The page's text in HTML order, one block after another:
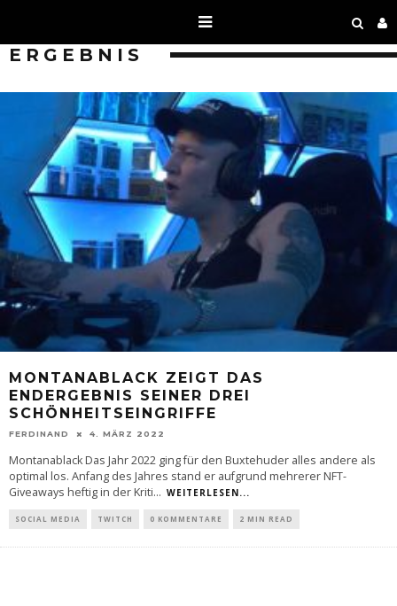
ERGEBNIS
MONTANABLACK ZEIGT DAS
ENDERGEBNIS SEINER DREI
SCHÖNHEITSEINGRIFFE
FERDINAND 4. MÄRZ 2022
Montanablack Das Jahr 2022 ging für den Buxtehuder alles andere als
optimal los. Anfang des Jahres stand er aufgrund mehrerer NFT-
Giveaways heftig in der Kriti... WEITERLESEN...
SOCIAL MEDIA TWITCH 0 KOMMENTARE 2 MIN READ